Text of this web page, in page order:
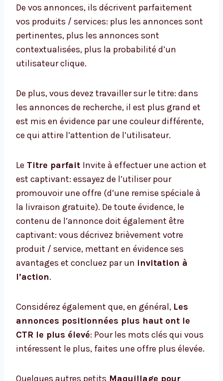
De vos annonces, ils décrivent parfaitement
vos produits / services: plus les annonces sont
pertinentes, plus les annonces sont
contextualisées, plus la probabilité d’un
utilisateur clique.
De plus, vous devez travailler sur le titre: dans
les annonces de recherche, il est plus grand et
est mis en évidence par une couleur différente,
ce qui attire l’attention de l’utilisateur.
Le Titre parfait Invite à effectuer une action et
est captivant: essayez de l’utiliser pour
promouvoir une offre (d’une remise spéciale à
la livraison gratuite). De toute évidence, le
contenu de l’annonce doit également être
captivant: vous décrivez brièvement votre
produit / service, mettant en évidence ses
avantages et concluez par un invitation à
l’action.
Considérez également que, en général, Les
annonces positionnées plus haut ont le
CTR le plus élevé: Pour les mots clés qui vous
intéressent le plus, faites une offre plus élevée.
Quelques autres petits Maquillage pour